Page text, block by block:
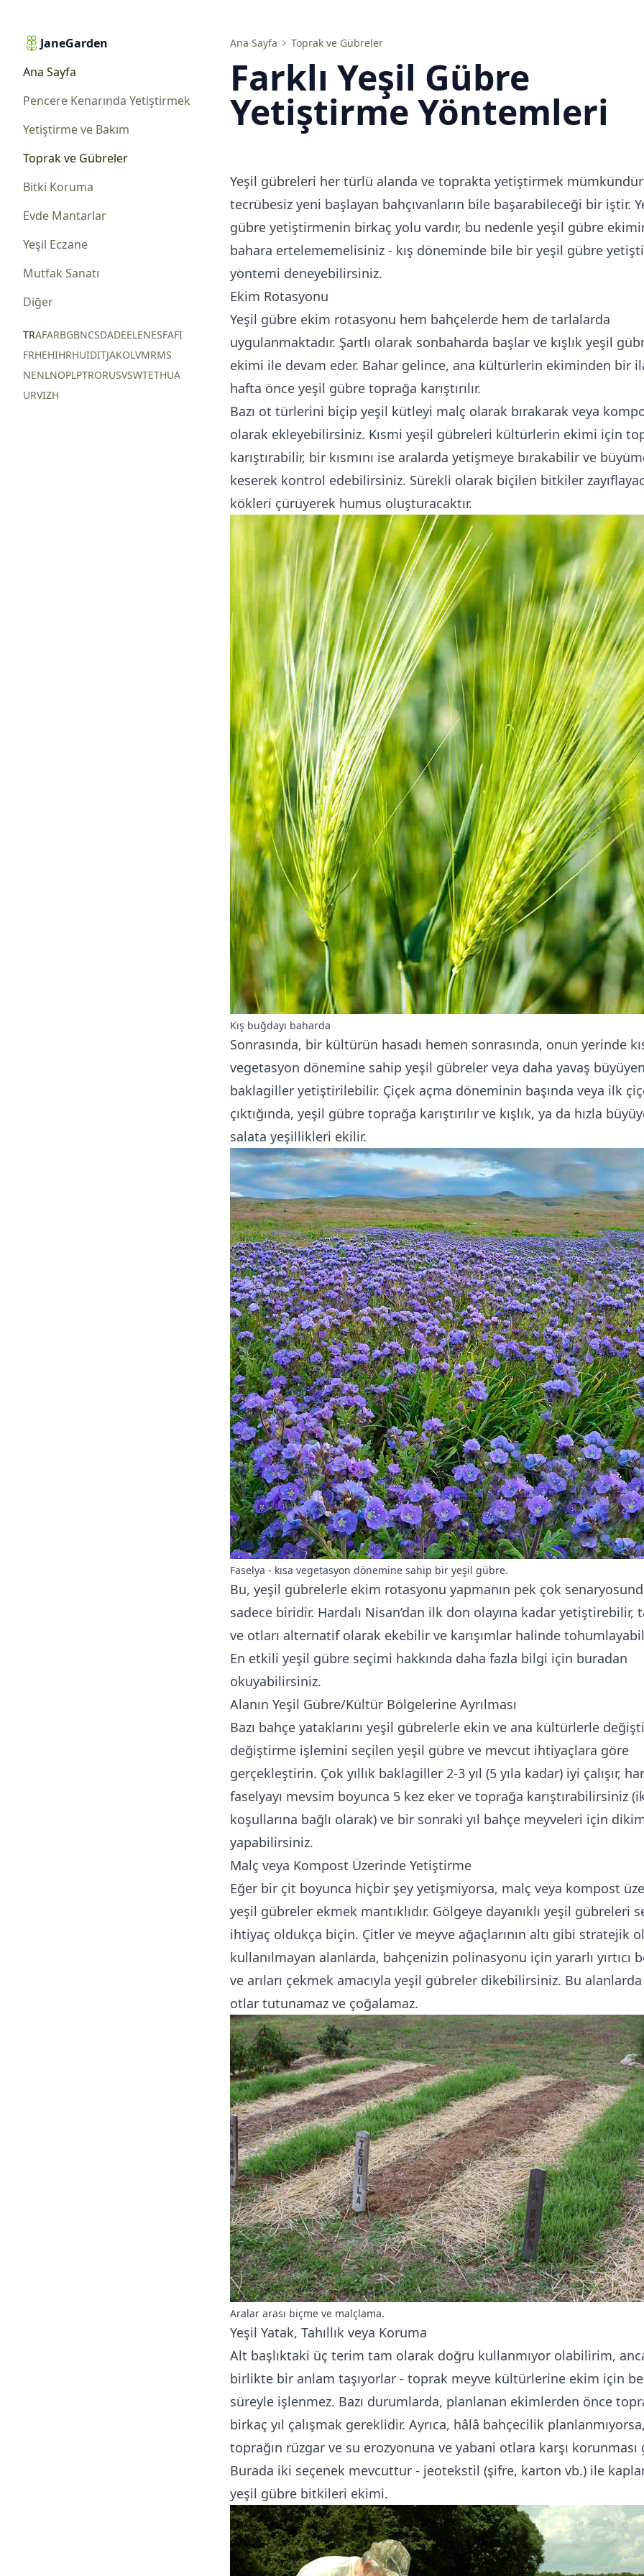
JaneGarden
Ana Sayfa
Pencere Kenarında Yetiştirmek
Yetiştirme ve Bakım
Toprak ve Gübreler
Bitki Koruma
Evde Mantarlar
Yeşil Eczane
Mutfak Sanatı
Diğer
TRAFARBGBNCSDADEELENESFAFI
FRHEHIHRHUIDITJAKOLVMRMS
NENLNOPLPTRORUSVSWTETHUA
URVIZH
Ana Sayfa Toprak ve Gübreler
Farklı Yeşil Gübre Yetiştirme Yöntemleri
Farklı Yeşil Gübre
Yetiştirme Yöntemleri
Yeşil gübreleri her türlü alanda ve toprakta yetiştirmek
tecrübesiz yeni başlayan bahçıvanların bile başarabileceği bir iştir.
gübre yetiştirmenin birkaç yolu vardır, bu nedenle yeşil gübre
bahara ertelememelisiniz - kış döneminde bile bir yeşil gübre
yöntemi deneyebilirsiniz.
Ekim Rotasyonu
Yeşil gübre ekim rotasyonu hem bahçelerde hem de tarlalarda
uygulanmaktadır. Şartlı olarak sonbaharda başlar ve kışlık yeşil
ekimi ile devam eder. Bahar gelince, ana kültürlerin ekiminden bir
hafta önce yeşil gübre toprağa karıştırılır.
Bazı ot türlerini biçip yeşil kütleyi malç olarak bırakarak veya
olarak ekleyebilirsiniz. Kısmi yeşil gübreleri kültürlerin ekimi için
karıştırabilir, bir kısmını ise aralarda yetişmeye bırakabilir ve
keserek kontrol edebilirsiniz. Sürekli olarak biçilen bitkiler
kökleri çürüyerek humus oluşturacaktır.
Kış buğdayı baharda
Sonrasında, bir kültürün hasadı hemen sonrasında, onun yerinde
vegetasyon dönemine sahip yeşil gübreler veya daha yavaş
baklagiller yetiştirilebilir. Çiçek açma döneminin başında veya ilk
çıktığında, yeşil gübre toprağa karıştırılır ve kışlık, ya da hızla
salata yeşillikleri ekilir.
Faselya - kısa vegetasyon dönemine sahip bir yeşil gübre.
Bu, yeşil gübrelerle ekim rotasyonu yapmanın pek çok
sadece biridir. Hardalı Nisan’dan ilk don olayına kadar yetiştirebilir,
ve otları alternatif olarak ekebilir ve karışımlar halinde
En etkili yeşil gübre seçimi hakkında daha fazla bilgi için buradan
okuyabilirsiniz.
Alanın Yeşil Gübre/Kültür Bölgelerine Ayrılması
Bazı bahçe yataklarını yeşil gübrelerle ekin ve ana kültürlerle
değiştirme işlemini seçilen yeşil gübre ve mevcut ihtiyaçlara göre
gerçekleştirin. Çok yıllık baklagiller 2-3 yıl (5 yıla kadar) iyi çalışır,
faselyayı mevsim boyunca 5 kez eker ve toprağa karıştırabilirsiniz
koşullarına bağlı olarak) ve bir sonraki yıl bahçe meyveleri için
yapabilirsiniz.
Malç veya Kompost Üzerinde Yetiştirme
Eğer bir çit boyunca hiçbir şey yetişmiyorsa, malç veya kompost
yeşil gübreler ekmek mantıklıdır. Gölgeye dayanıklı yeşil gübreleri
ihtiyaç oldukça biçin. Çitler ve meyve ağaçlarının altı gibi stratejik
kullanılmayan alanlarda, bahçenizin polinasyonu için yararlı yırtıcı
ve arıları çekmek amacıyla yeşil gübreler dikebilirsiniz. Bu
otlar tutunamaz ve çoğalamaz.
Aralar arası biçme ve malçlama.
Yeşil Yatak, Tahıllık veya Koruma
Alt başlıktaki üç terim tam olarak doğru kullanmıyor olabilirim,
birlikte bir anlam taşıyorlar - toprak meyve kültürlerine ekim için
süreyle işlenmez. Bazı durumlarda, planlanan ekimlerden önce
birkaç yıl çalışmak gereklidir. Ayrıca, hâlâ bahçecilik
toprağın rüzgar ve su erozyonuna ve yabani otlara karşı korunması
Burada iki seçenek mevcuttur - jeotekstil (şifre, karton vb.) ile
yeşil gübre bitkileri ekimi.